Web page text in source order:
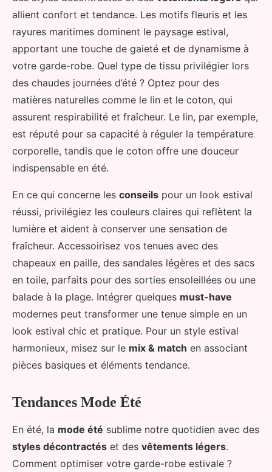
allient confort et tendance. Les motifs fleuris et les
rayures maritimes dominent le paysage estival,
apportant une touche de gaieté et de dynamisme à
votre garde-robe. Quel type de tissu privilégier lors
des chaudes journées d’été ? Optez pour des
matières naturelles comme le lin et le coton, qui
assurent respirabilité et fraîcheur. Le lin, par exemple,
est réputé pour sa capacité à réguler la température
corporelle, tandis que le coton offre une douceur
indispensable en été.
En ce qui concerne les conseils pour un look estival
réussi, privilégiez les couleurs claires qui reflètent la
lumière et aident à conserver une sensation de
fraîcheur. Accessoirisez vos tenues avec des
chapeaux en paille, des sandales légères et des sacs
en toile, parfaits pour des sorties ensoleillées ou une
balade à la plage. Intégrer quelques must-have
modernes peut transformer une tenue simple en un
look estival chic et pratique. Pour un style estival
harmonieux, misez sur le mix & match en associant
pièces basiques et éléments tendance.
Tendances Mode Été
En été, la mode été sublime notre quotidien avec des
styles décontractés et des vêtements légers.
Comment optimiser votre garde-robe estivale ?